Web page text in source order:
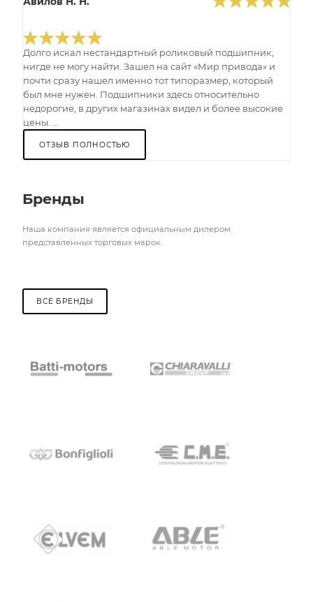
Долго искал нестандартный роликовый подшипник,
нигде не могу найти. Зашел на сайт «Мир привода» и
почти сразу нашел именно тот типоразмер, который
был мне нужен. Подшипники здесь относительно
недорогие, в других магазинах видел и более высокие
цены. ...
ОТЗЫВ ПОЛНОСТЬЮ
Бренды
Наша компания является официальным дилером
представленных торговых марок.
ВСЕ БРЕНДЫ